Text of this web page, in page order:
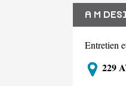
A M
Entretien
229